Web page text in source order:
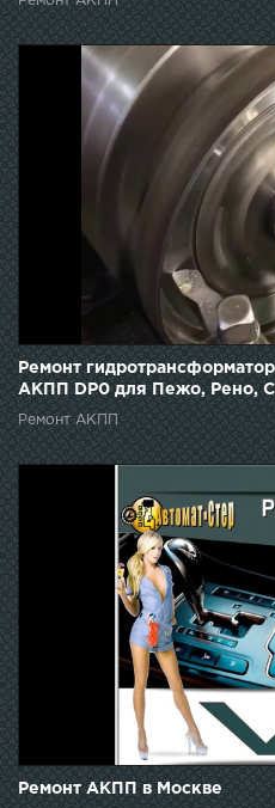
Ремонт
АКПП DP0 для Пежо, Рено,
Ремонт АКПП
Ремонт АКПП в Москве